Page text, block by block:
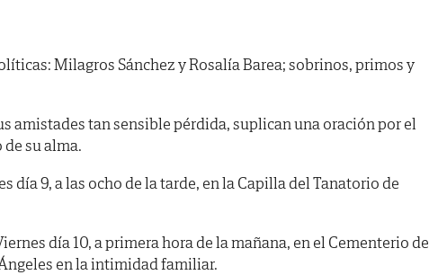
Milagros Sánchez y Rosalía Barea; sobrinos, primos y
amistades tan sensible pérdida, suplican una oración por el
su alma.
día 9, a las ocho de la tarde, en la Capilla del Tanatorio de
día 10, a primera hora de la mañana, en el Cementerio de
en la intimidad familiar.